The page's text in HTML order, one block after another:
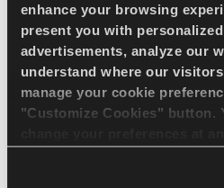
enhance your browsing
present you with
advertisements, analyze our
understand where our
manage your cookie
"Customize Cookies" button.
Die starke Nylon-
Hochleistungs-
Runderneuerbarkeit